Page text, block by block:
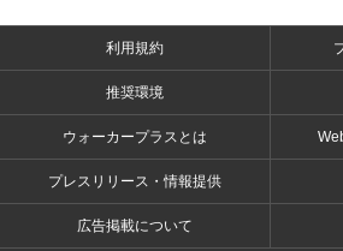
利用規約
推奨環境
ウォーカープラスとは
プレスリリース・情報提供
広告掲載について